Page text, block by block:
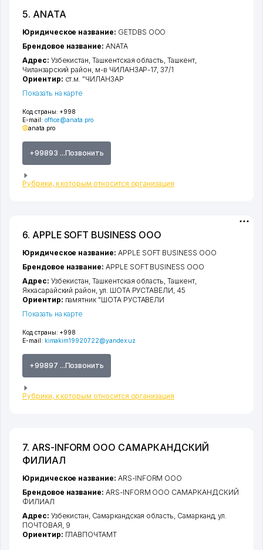
5. ANATA
Код страны: +998
E-mail: office@anata.pro
anata.pro
+99893 ...Позвонить
Рубрики, к которым относится организация
Юридическое название: GETDBS ООО
Брендовое название: ANATA
Адрес: Узбекистан,Ташкентская область ,Ташкент,
Чиланзарский район м-в ЧИЛАНЗАР-17 , 37/1
Ориентир: ст.м. "ЧИЛАНЗАР
Показать на карте
6. APPLE SOFT BUSINESS ООО
Код страны: +998
E-mail: kimakim19920722@yandex.uz
+99897 ...Позвонить
Рубрики, к которым относится организация
Юридическое название: APPLE SOFT BUSINESS ООО
Брендовое название: APPLE SOFT BUSINESS ООО
Адрес: Узбекистан,Ташкентская область,Ташкент,
Яккасарайский район, ул. ШОТА РУСТАВЕЛИ, 45
Ориентир: памятник "ШОТА РУСТАВЕЛИ
Показать на карте
7. ARS-INFORM ООО САМАРКАНДСКИЙ
ФИЛИАЛ
Юридическое название: ARS-INFORM ООО
Брендовое название: ARS-INFORM ООО САМАРКАНДСКИЙ
ФИЛИАЛ
Адрес: Узбекистан, Самаркандская область, Самарканд,ул.
ПОЧТОВАЯ, 9
Ориентир: ГЛАВПОЧТАМТ